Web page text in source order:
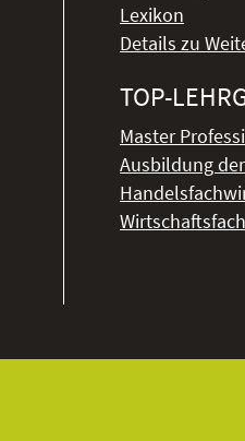
Lexikon
Details zu
TOP-
Master
Ausbildung